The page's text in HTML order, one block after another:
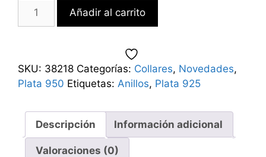
Añadir al carrito
SKU: 38218 Categorías: Collares, Novedades,
Plata 950 Etiquetas: Anillos, Plata 925
Descripción Información adicional
Valoraciones (0)